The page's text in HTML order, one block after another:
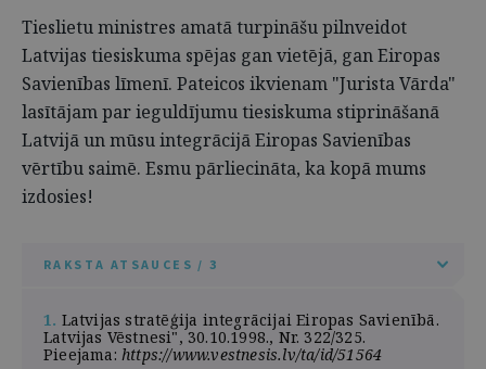
Tieslietu ministres amatā turpināšu pilnveidot
Latvijas tiesiskuma spējas gan vietējā, gan Eiropas
Savienības līmenī. Pateicos ikvienam "Jurista Vārda"
lasītājam par ieguldījumu tiesiskuma stiprināšanā
Latvijā un mūsu integrācijā Eiropas Savienības
vērtību saimē. Esmu pārliecināta, ka kopā mums
izdosies!
RAKSTA ATSAUCES / 3
1. Latvijas stratēģija integrācijai Eiropas Savienībā.
Latvijas Vēstnesi", 30.10.1998., Nr. 322/325.
Pieejama: https://www.vestnesis.lv/ta/id/51564